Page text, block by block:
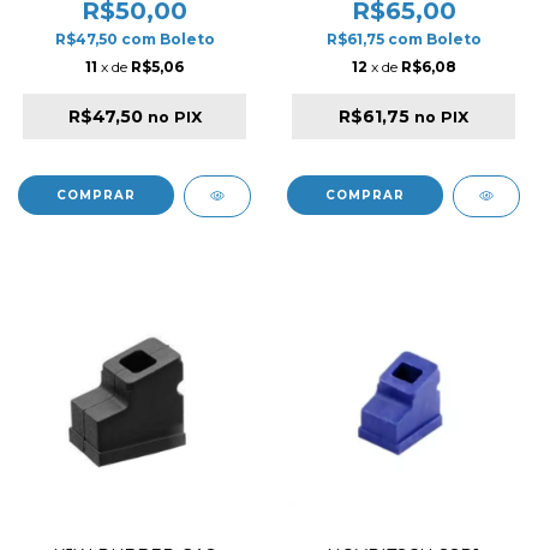
R$50,00
R$47,50 com Boleto
11 x de R$5,06
R$47,50 no PIX
R$65,00
R$61,75 com Boleto
12 x de R$6,08
R$61,75 no PIX